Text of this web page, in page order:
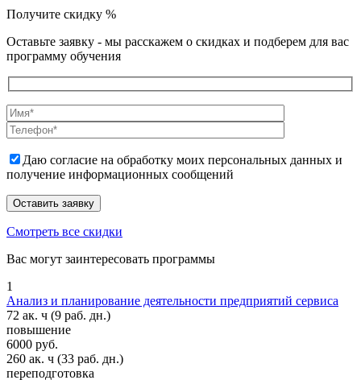
Получите скидку %
Оставьте заявку - мы расскажем о скидках и подберем для вас
программу обучения
Даю согласие на обработку моих персональных данных и
получение информационных сообщений
Смотреть все скидки
Вас могут заинтересовать программы
1
Анализ и планирование деятельности предприятий сервиса
72 ак. ч (9 раб. дн.)
повышение
6000 руб.
260 ак. ч (33 раб. дн.)
переподготовка